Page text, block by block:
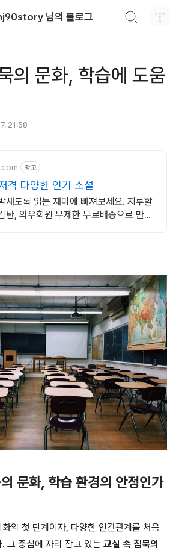
님의 블로그
의 문화, 학습에 도움
21:58
광고
격 다양한 인기 소설
새도록 읽는 재미에 빠져보세요. 지루할
탄, 와우회원 무제한 무료배송으로 만나
문화, 학습 환경의 안정인가
의 첫 단계이자, 다양한 인간관계를 처음
그 중심에 자리 잡고 있는 교실 속 침묵의